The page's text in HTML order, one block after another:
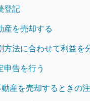
登記
を売却する
法に合わせて利益を
告を行う
産を売却するときの